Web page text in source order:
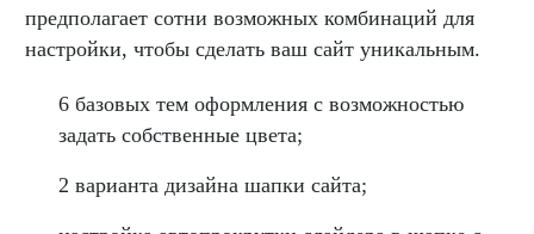
предполагает сотни возможных комбинаций для
настройки, чтобы сделать ваш сайт уникальным.
6 базовых тем оформления с возможностью
задать собственные цвета;
2 варианта дизайна шапки сайта;